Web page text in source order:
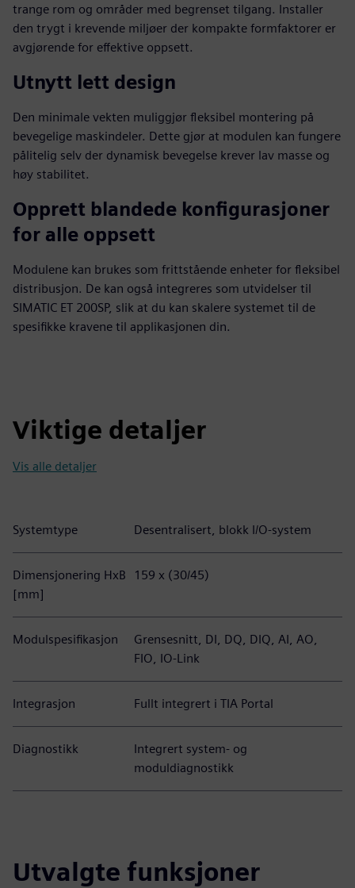
trange rom og områder med begrenset tilgang. Installer
den trygt i krevende miljøer der kompakte formfaktorer er
avgjørende for effektive oppsett.
Utnytt lett design
Den minimale vekten muliggjør fleksibel montering på
bevegelige maskindeler. Dette gjør at modulen kan fungere
pålitelig selv der dynamisk bevegelse krever lav masse og
høy stabilitet.
Opprett blandede konfigurasjoner
for alle oppsett
Modulene kan brukes som frittstående enheter for fleksibel
distribusjon. De kan også integreres som utvidelser til
SIMATIC ET 200SP, slik at du kan skalere systemet til de
spesifikke kravene til applikasjonen din.
Viktige detaljer
Vis alle detaljer
Systemtype Desentralisert, blokk I/O-system
Dimensjonering HxB
[mm]
159 x (30/45)
Modulspesifikasjon
Grensesnitt, DI, DQ, DIQ, AI, AO,
FIO, IO-Link
Integrasjon Fullt integrert i TIA Portal
Diagnostikk
Integrert system- og
moduldiagnostikk
Utvalgte funksjoner